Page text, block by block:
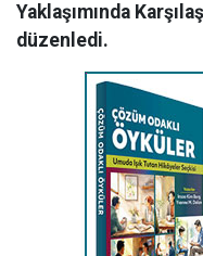
Yaklaşımında
düzenledi.